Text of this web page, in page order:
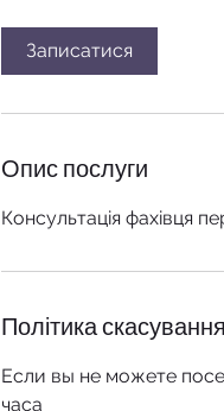
Записатися
Опис послуги
Консультація фахівця
Політика скасування
Если вы не можете
часа